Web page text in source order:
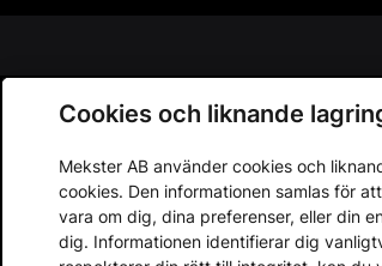
Copyright © 2013 - 2026 -
Cookies och liknande
Mekster AB använder cookies och
cookies. Den informationen samlas för
vara om dig, dina preferenser, eller din
dig. Informationen identifierar dig